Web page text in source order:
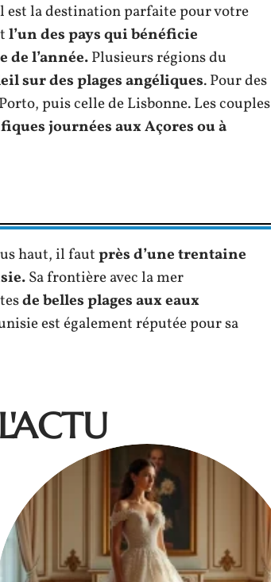
est la destination parfaite pour votre
l’un des pays qui bénéficie
l’année.Plusieurs régions du
sur des plages angéliques. Pour des
puis celle de Lisbonne. Les couples
journées aux Açores ou à
haut, il fautprès d’une trentaine
Sa frontière avec la mer
de belles plages aux eaux
est également réputée pour sa